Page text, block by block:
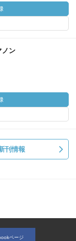
ノン
刊情報
ページ